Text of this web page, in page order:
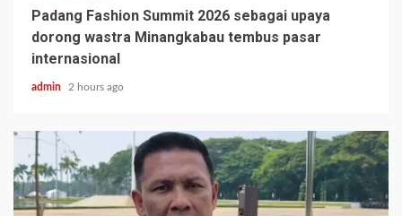
Padang Fashion Summit 2026 sebagai upaya
dorong wastra Minangkabau tembus pasar
internasional
admin 2 hours ago